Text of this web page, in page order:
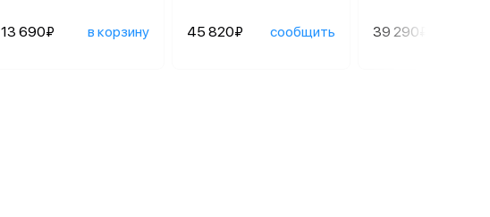
13 690₽ в корзину 45 820₽ сообщить 39 290₽